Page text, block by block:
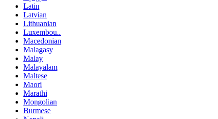
Latin
Latvian
Lithuanian
Luxembou..
Macedonian
Malagasy
Malay
Malayalam
Maltese
Maori
Marathi
Mongolian
Burmese